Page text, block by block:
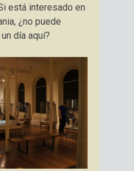
está interesado en
¿no puede
día aquí?